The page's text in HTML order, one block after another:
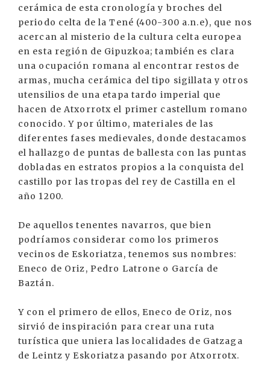
cerámica de esta cronología y broches del
periodo celta de la Tené (400-300 a.n.e), que nos
acercan al misterio de la cultura celta europea
en esta región de Gipuzkoa; también es clara
una ocupación romana al encontrar restos de
armas, mucha cerámica del tipo sigillata y otros
utensilios de una etapa tardo imperial que
hacen de Atxorrotx el primer castellum romano
conocido. Y por último, materiales de las
diferentes fases medievales, donde destacamos
el hallazgo de puntas de ballesta con las puntas
dobladas en estratos propios a la conquista del
castillo por las tropas del rey de Castilla en el
año 1200.
De aquellos tenentes navarros, que bien
podríamos considerar como los primeros
vecinos de Eskoriatza, tenemos sus nombres:
Eneco de Oriz, Pedro Latrone o García de
Baztán.
Y con el primero de ellos, Eneco de Oriz, nos
sirvió de inspiración para crear una ruta
turística que uniera las localidades de Gatzaga
de Leintz y Eskoriatza pasando por Atxorrotx.